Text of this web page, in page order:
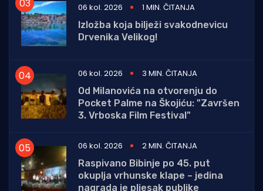
06 kol. 2026
1 MIN. ČITANJA
Izložba koja bilježi svakodnevicu
Drvenika Velikog!
06 kol. 2026
3 MIN. ČITANJA
Od Milanovića na otvorenju do
Pocket Palme na Škojiću: "Završen
3. Vrboska Film Festival"
06 kol. 2026
2 MIN. ČITANJA
Raspivano Bibinje po 45. put
okuplja vrhunske klape – jedina
nagrada je pljesak publike